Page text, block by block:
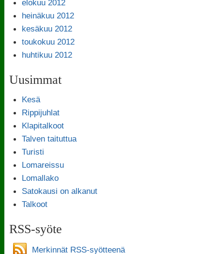
elokuu 2012
heinäkuu 2012
kesäkuu 2012
toukokuu 2012
huhtikuu 2012
Uusimmat
Kesä
Rippijuhlat
Klapitalkoot
Talven taituttua
Turisti
Lomareissu
Lomallako
Satokausi on alkanut
Talkoot
RSS-syöte
Merkinnät RSS-syötteenä